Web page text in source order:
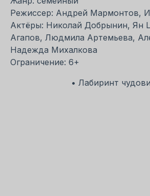
Режиссер: Андрей Мармонтов,
Актёры: Николай Добрынин, Ян
Агапов, Людмила Артемьева,
Надежда Михалкова
Ограничение: 6+
• Лабиринт